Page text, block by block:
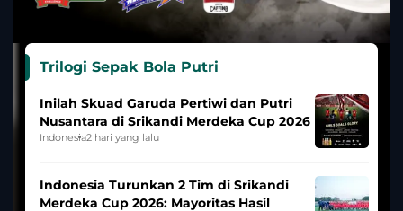
Trilogi Sepak Bola Putri
Inilah Skuad Garuda Pertiwi dan Putri
Nusantara di Srikandi Merdeka Cup 2026
Indonesia2 hari yang lalu
Indonesia Turunkan 2 Tim di Srikandi
Merdeka Cup 2026: Mayoritas Hasil